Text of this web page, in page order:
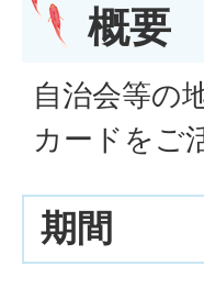
概要
自治会等の
カードをご
期間